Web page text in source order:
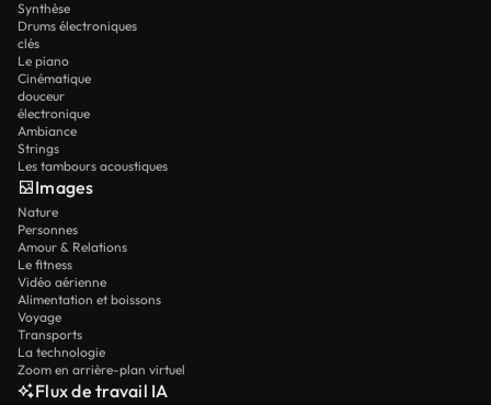
Synthèse
Drums électroniques
clés
Le piano
Cinématique
douceur
électronique
Ambiance
Strings
Les tambours acoustiques
Images
Nature
Personnes
Amour & Relations
Le fitness
Vidéo aérienne
Alimentation et boissons
Voyage
Transports
La technologie
Zoom en arrière-plan virtuel
Flux de travail IA